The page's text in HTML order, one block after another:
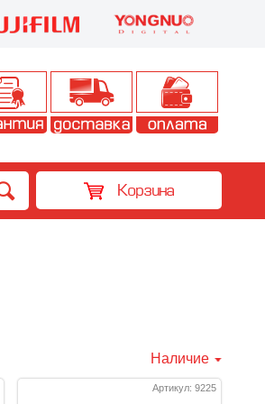
Корзина
Наличие
Артикул: 9225